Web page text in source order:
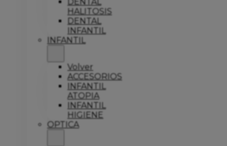
HALITOSIS
DENTAL
INFANTIL
INFANTIL
Volver
ACCESORIOS
INFANTIL
ATOPIA
INFANTIL
HIGIENE
OPTICA